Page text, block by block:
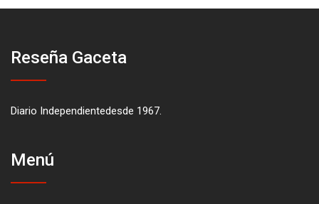
Reseña Gaceta
Diario Independientedesde 1967.
Menú